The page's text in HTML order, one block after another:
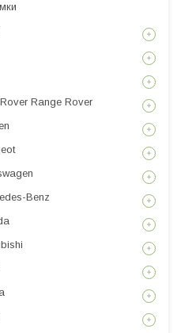
Range Rover
Benz